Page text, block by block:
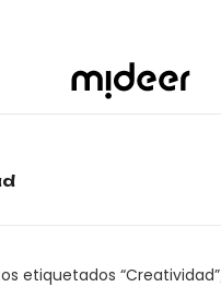
etiquetados “Creatividad”